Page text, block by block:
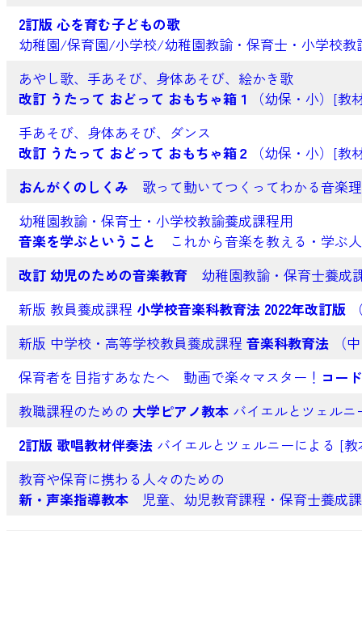
2訂版 心を育む子どもの歌
幼稚園/保育園/小学校/幼稚園教諭・保育士・小学校教
あやし歌、手あそび、身体あそび、絵かき歌
改訂 うたって おどって おもちゃ箱１
（幼保・小）[教
手あそび、身体あそび、ダンス
改訂 うたって おどって おもちゃ箱２
（幼保・小）[教
おんがくのしくみ 歌って動いてつくってわかる音楽
幼稚園教諭・保育士・小学校教諭養成課程用
音楽を学ぶということ
これから音楽を教える・学ぶ
改訂 幼児のための音楽教育幼稚園教諭・保育士養成
新版 教員養成課程 小学校音楽科教育法 2022年改訂版
新版 中学校・高等学校教員養成課程 音楽科教育法（中
保育者を目指すあなたへ 動画で楽々マスター！ コー
教職課程のための 大学ピアノ教本バイエルとツェルニ
2訂版 歌唱教材伴奏法バイエルとツェルニーによる [教
教育や保育に携わる人々のための
新・声楽指導教本児童、幼児教育課程・保育士養成